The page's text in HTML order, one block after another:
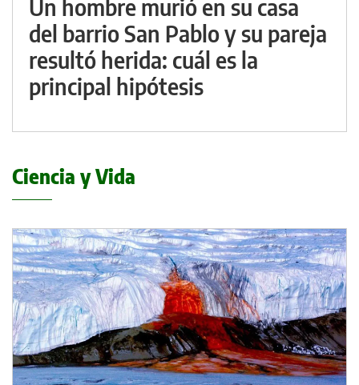
Un hombre murió en su casa
del barrio San Pablo y su pareja
resultó herida: cuál es la
principal hipótesis
Ciencia y Vida